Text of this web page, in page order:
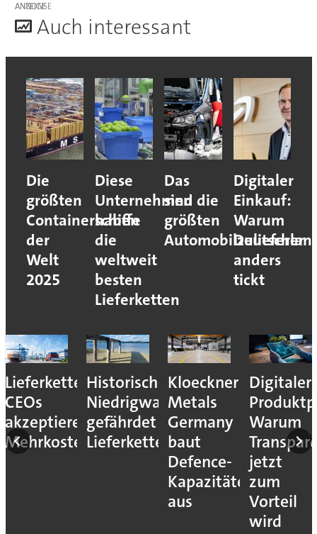
ANZEIGE
Auch interessant
Die
größten
Containerschiffe
der
Welt
2025
Diese
Unternehmen
haben
die
weltweit
besten
Lieferketten
Das
sind die
größten
Automobilzulieferer
Digitaler
Einkauf:
Warum
anders
tickt
Lieferkettenresilienz:
CEOs
akzeptieren
Mehrkosten
Historisches
Niedrigwasser
gefährdet
Lieferketten
Kloeckner
Metals
Germany
baut
Defence-
Kapazitäten
aus
Digitaler
Warum
jetzt
zum
Vorteil
wird